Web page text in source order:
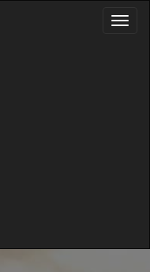
Меню